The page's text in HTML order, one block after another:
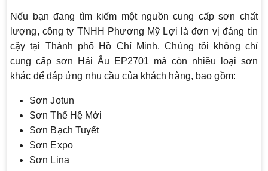
Nếu bạn đang tìm kiếm một nguồn cung cấp sơn chất
lượng, công ty TNHH Phương Mỹ Lợi là đơn vị đáng tin
cậy tại Thành phố Hồ Chí Minh. Chúng tôi không chỉ
cung cấp sơn Hải Âu EP2701 mà còn nhiều loại sơn
khác để đáp ứng nhu cầu của khách hàng, bao gồm:
Sơn Jotun
Sơn Thế Hệ Mới
Sơn Bạch Tuyết
Sơn Expo
Sơn Lina